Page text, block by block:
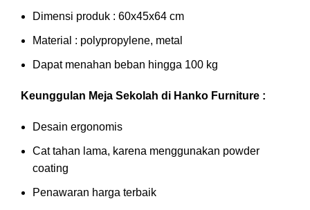
Dimensi produk : 60x45x64 cm
Material : polypropylene, metal
Dapat menahan beban hingga 100 kg
Keunggulan Meja Sekolah di Hanko Furniture :
Desain ergonomis
Cat tahan lama, karena menggunakan powder
coating
Penawaran harga terbaik